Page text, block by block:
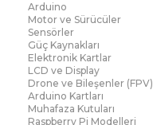
Arduino
Motor ve Sürücüler
Sensörler
Güç Kaynakları
Elektronik Kartlar
LCD ve Display
Drone ve Bileşenler (FPV)
Arduino Kartları
Muhafaza Kutuları
Raspberry Pi Modelleri